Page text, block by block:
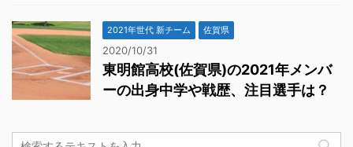
2021年世代 新チーム 佐賀県
2020/10/31
東明館高校(佐賀県)の2021年メンバ
ーの出身中学や戦歴、注目選手は？